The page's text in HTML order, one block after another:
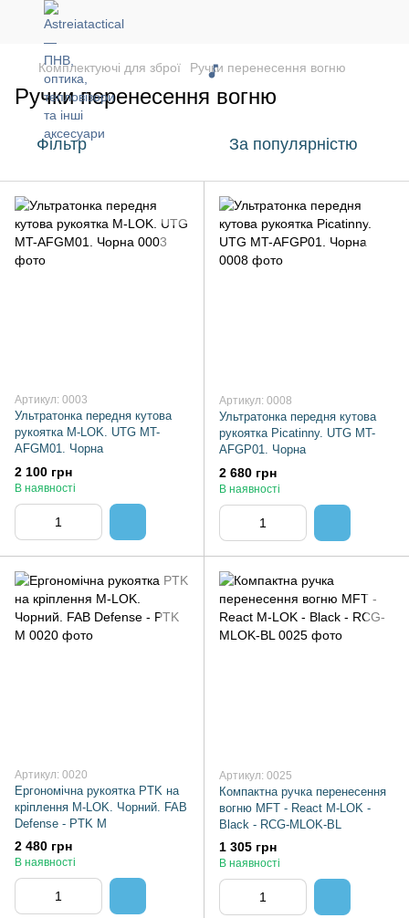
Комплектуючі для зброї Ручки перенесення вогню
Ручки перенесення вогню
Фільтр За популярністю
Артикул: 0003
Ультратонка передня кутова
рукоятка M-LOK. UTG MT-
AFGM01. Чорна
2 100 грн
В наявності
Артикул: 0008
Ультратонка передня кутова
рукоятка Picatinny. UTG MT-
AFGP01. Чорна
2 680 грн
В наявності
Артикул: 0020
Ергономічна рукоятка PTK на
кріплення M-LOK. Чорний. FAB
Defense - PTK M
2 480 грн
В наявності
Артикул: 0025
Компактна ручка перенесення
вогню MFT - React M-LOK -
Black - RCG-MLOK-BL
1 305 грн
В наявності